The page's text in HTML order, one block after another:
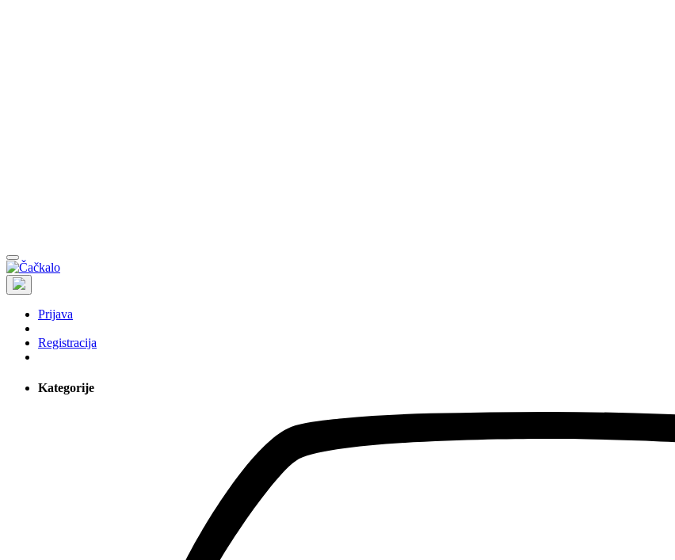
Prijava
Registracija
Kategorije